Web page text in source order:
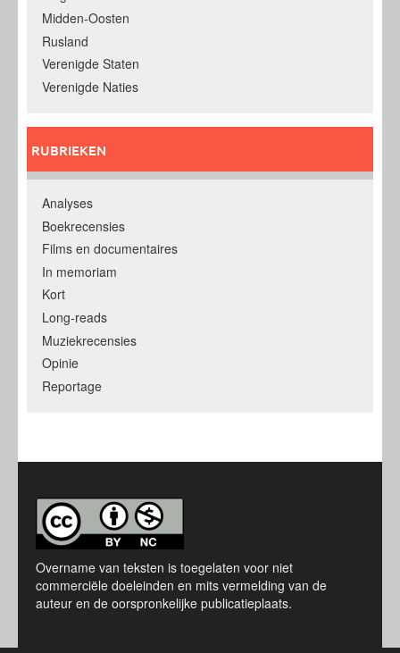
Midden-Oosten
Rusland
Verenigde Staten
Verenigde Naties
RUBRIEKEN
Analyses
Boekrecensies
Films en documentaires
In memoriam
Kort
Long-reads
Muziekrecensies
Opinie
Reportage
Overname van teksten is toegelaten voor niet
commerciële doeleinden en mits vermelding van de
auteur en de oorspronkelijke publicatieplaats.